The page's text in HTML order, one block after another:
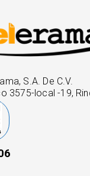
S.A. De C.V.
3575-local -19,